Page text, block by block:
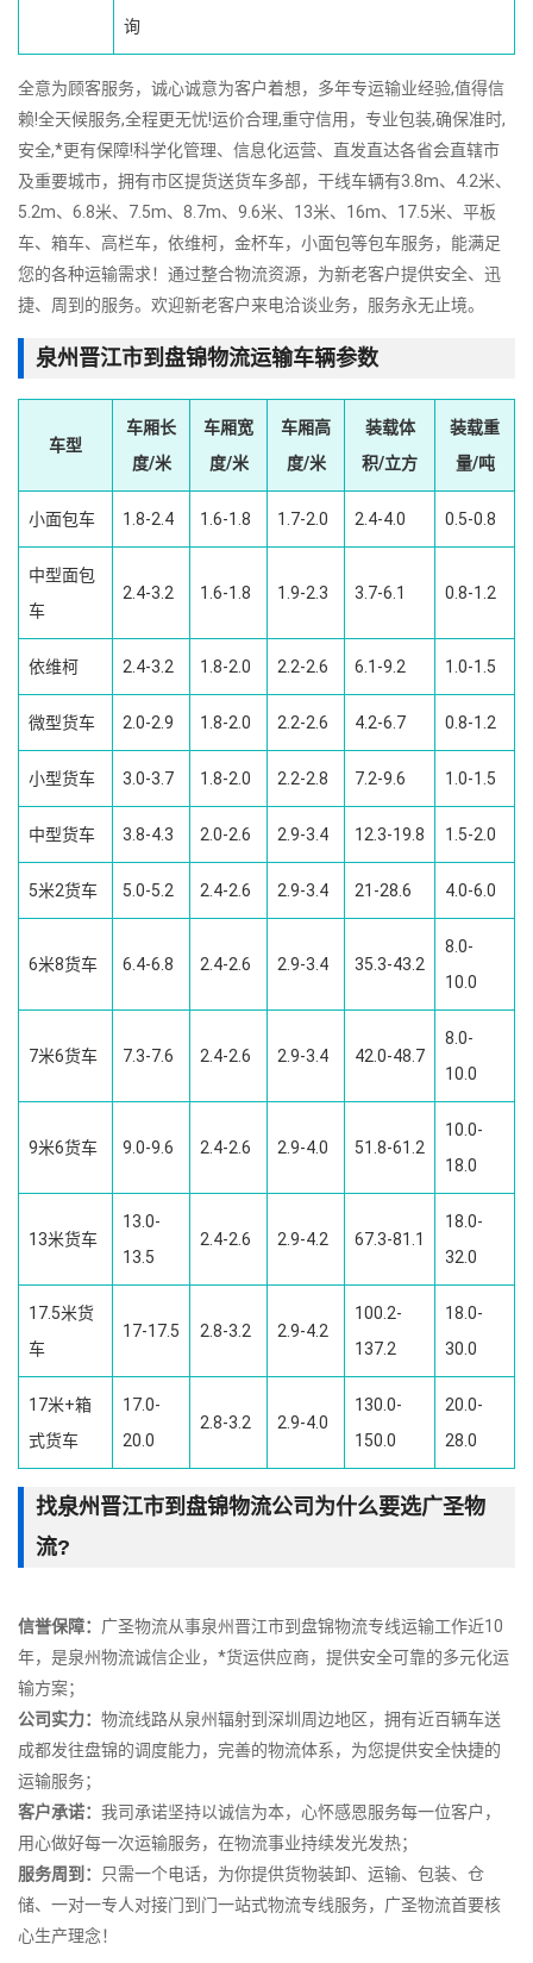
询
全意为顾客服务，诚心诚意为客户着想，多年专运输业经验,值得信
赖!全天候服务,全程更无忧!运价合理,重守信用，专业包装,确保准时,
安全,*更有保障!科学化管理、信息化运营、直发直达各省会直辖市
及重要城市，拥有市区提货送货车多部，干线车辆有3.8m、4.2米、
5.2m、6.8米、7.5m、8.7m、9.6米、13米、16m、17.5米、平板
车、箱车、高栏车，依维柯，金杯车，小面包等包车服务，能满足
您的各种运输需求！通过整合物流资源，为新老客户提供安全、迅
捷、周到的服务。欢迎新老客户来电洽谈业务，服务永无止境。
泉州晋江市到盘锦物流运输车辆参数
车型
车厢长
度/米
车厢宽
度/米
车厢高
度/米
装载体
积/立方
装载重
量/吨
小面包车 1.8-2.4 1.6-1.8 1.7-2.0 2.4-4.0 0.5-0.8
中型面包
车
2.4-3.2 1.6-1.8 1.9-2.3 3.7-6.1 0.8-1.2
依维柯 2.4-3.2 1.8-2.0 2.2-2.6 6.1-9.2 1.0-1.5
微型货车 2.0-2.9 1.8-2.0 2.2-2.6 4.2-6.7 0.8-1.2
小型货车 3.0-3.7 1.8-2.0 2.2-2.8 7.2-9.6 1.0-1.5
中型货车 3.8-4.3 2.0-2.6 2.9-3.4 12.3-19.8 1.5-2.0
5米2货车 5.0-5.2 2.4-2.6 2.9-3.4 21-28.6 4.0-6.0
6米8货车 6.4-6.8 2.4-2.6 2.9-3.4 35.3-43.2
8.0-
10.0
7米6货车 7.3-7.6 2.4-2.6 2.9-3.4 42.0-48.7
8.0-
10.0
9米6货车 9.0-9.6 2.4-2.6 2.9-4.0 51.8-61.2
10.0-
18.0
13米货车
13.0-
13.5
2.4-2.6 2.9-4.2 67.3-81.1
18.0-
32.0
17.5米货
车
17-17.5 2.8-3.2 2.9-4.2
100.2-
137.2
18.0-
30.0
17米+箱
式货车
17.0-
20.0
2.8-3.2 2.9-4.0
130.0-
150.0
20.0-
28.0
找泉州晋江市到盘锦物流公司为什么要选广圣物
流?
信誉保障： 广圣物流从事泉州晋江市到盘锦物流专线运输工作近10
年，是泉州物流诚信企业，*货运供应商，提供安全可靠的多元化运
输方案；
公司实力： 物流线路从泉州辐射到深圳周边地区，拥有近百辆车送
成都发往盘锦的调度能力，完善的物流体系，为您提供安全快捷的
运输服务；
客户承诺： 我司承诺坚持以诚信为本，心怀感恩服务每一位客户，
用心做好每一次运输服务，在物流事业持续发光发热；
服务周到：
只需一个电话，为你提供货物装卸、运输、包装、仓
储、一对一专人对接门到门一站式物流专线服务，广圣物流首要核
心生产理念！